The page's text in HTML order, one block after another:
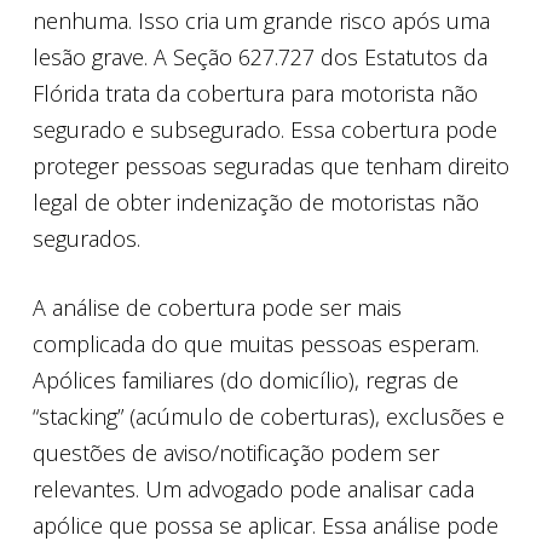
nenhuma. Isso cria um grande risco após uma
lesão grave. A Seção 627.727 dos Estatutos da
Flórida trata da cobertura para motorista não
segurado e subsegurado. Essa cobertura pode
proteger pessoas seguradas que tenham direito
legal de obter indenização de motoristas não
segurados.
A análise de cobertura pode ser mais
complicada do que muitas pessoas esperam.
Apólices familiares (do domicílio), regras de
“stacking” (acúmulo de coberturas), exclusões e
questões de aviso/notificação podem ser
relevantes. Um advogado pode analisar cada
apólice que possa se aplicar. Essa análise pode